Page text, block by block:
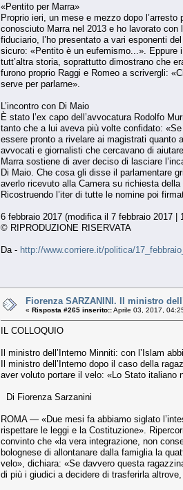
«Pentito per Marra»
Proprio ieri, un mese e mezzo dopo
conosciuto Marra nel 2013 e ho lavorato
fiduciario, l’ho presentato a vari esponenti
sicuro: «Pentito è un eufemismo...». Eppure
tutt’altra storia, soprattutto dimostrano che
furono proprio Raggi e Romeo a scrivergli:
serve per parlarne».
L’incontro con Di Maio
È stato l’ex capo dell’avvocatura Rodolfo
tanto che a lui aveva più volte confidato:
essere pronto a rivelare ai magistrati quanto
avvocati e giornalisti che cercavano di
Marra sostiene di aver deciso di lasciare
Di Maio. Che cosa gli disse il parlamentare
averlo ricevuto alla Camera su richiesta
Ricostruendo l’iter di tutte le nomine poi
6 febbraio 2017 (modifica il 7 febbraio 2017 |
© RIPRODUZIONE RISERVATA
Da - http://www.corriere.it/politica/
Fiorenza SARZANINI. Il ministro
« Risposta #265 inserito::Aprile 03, 2017,
IL COLLOQUIO
Il ministro dell’Interno Minniti: con l’Islam
Il ministro dell’Interno dopo il caso della
aver voluto portare il velo: «Lo Stato italiano
Di Fiorenza Sarzanini
ROMA — «Due mesi fa abbiamo siglato
rispettare le leggi e la Costituzione».
convinto che «la vera integrazione, non
bolognese di allontanare dalla famiglia la
velo», dichiara: «Se davvero questa
di più i giudici a decidere di trasferirla